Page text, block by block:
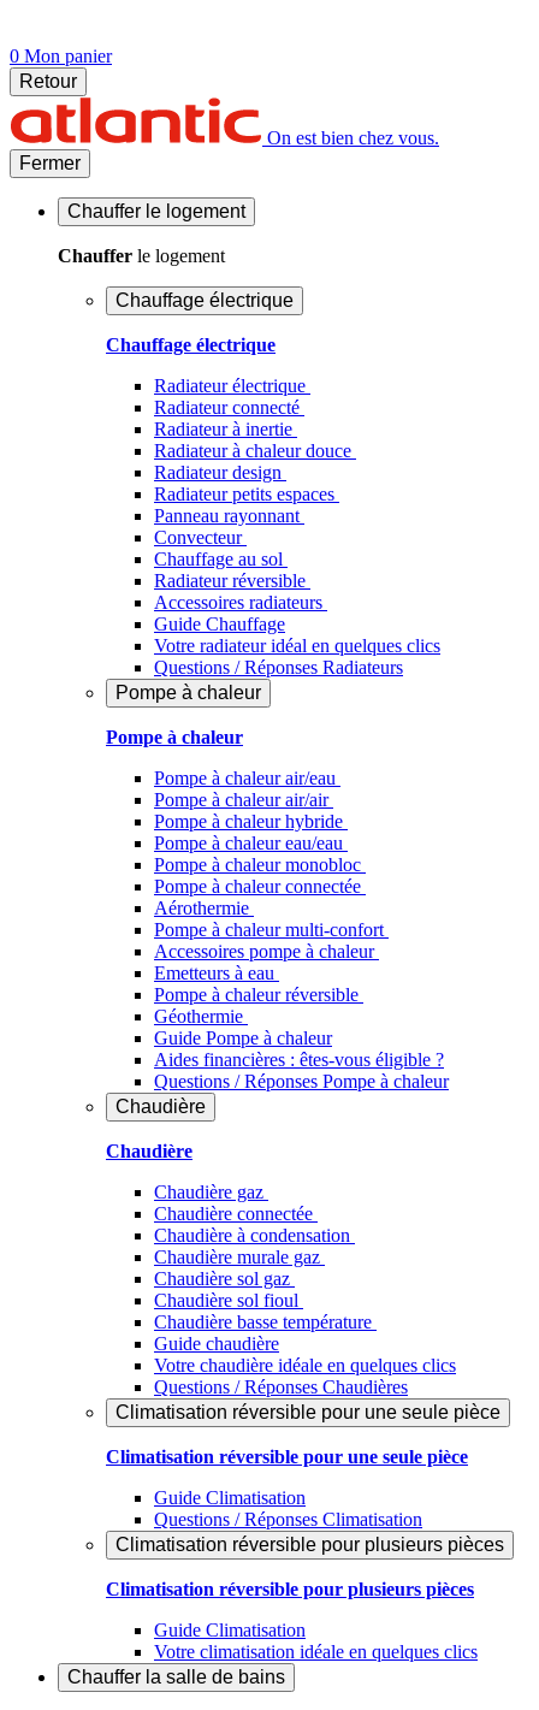
0 Mon panier
Retour
On est bien chez vous.
Fermer
Chauffer le logement
Chauffer le logement
Chauffage électrique
Chauffage électrique
Radiateur électrique
Radiateur connecté
Radiateur à inertie
Radiateur à chaleur douce
Radiateur design
Radiateur petits espaces
Panneau rayonnant
Convecteur
Chauffage au sol
Radiateur réversible
Accessoires radiateurs
Guide Chauffage
Votre radiateur idéal en quelques clics
Questions / Réponses Radiateurs
Pompe à chaleur
Pompe à chaleur
Pompe à chaleur air/eau
Pompe à chaleur air/air
Pompe à chaleur hybride
Pompe à chaleur​ eau/eau
Pompe à chaleur monobloc
Pompe à chaleur connectée
Aérothermie
Pompe à chaleur multi-confort
Accessoires pompe à chaleur
Emetteurs à eau
Pompe à chaleur réversible
Géothermie
Guide Pompe à chaleur
Aides financières : êtes-vous éligible ?
Questions / Réponses Pompe à chaleur
Chaudière
Chaudière
Chaudière gaz
Chaudière connectée
Chaudière à condensation
Chaudière murale gaz
Chaudière sol gaz
Chaudière sol fioul
Chaudière basse température
Guide chaudière
Votre chaudière idéale en quelques clics
Questions / Réponses Chaudières
Climatisation réversible pour une seule pièce
Climatisation réversible pour une seule pièce
Guide Climatisation
Questions / Réponses Climatisation
Climatisation réversible pour plusieurs pièces
Climatisation réversible pour plusieurs pièces
Guide Climatisation
Votre climatisation idéale en quelques clics
Chauffer la salle de bains